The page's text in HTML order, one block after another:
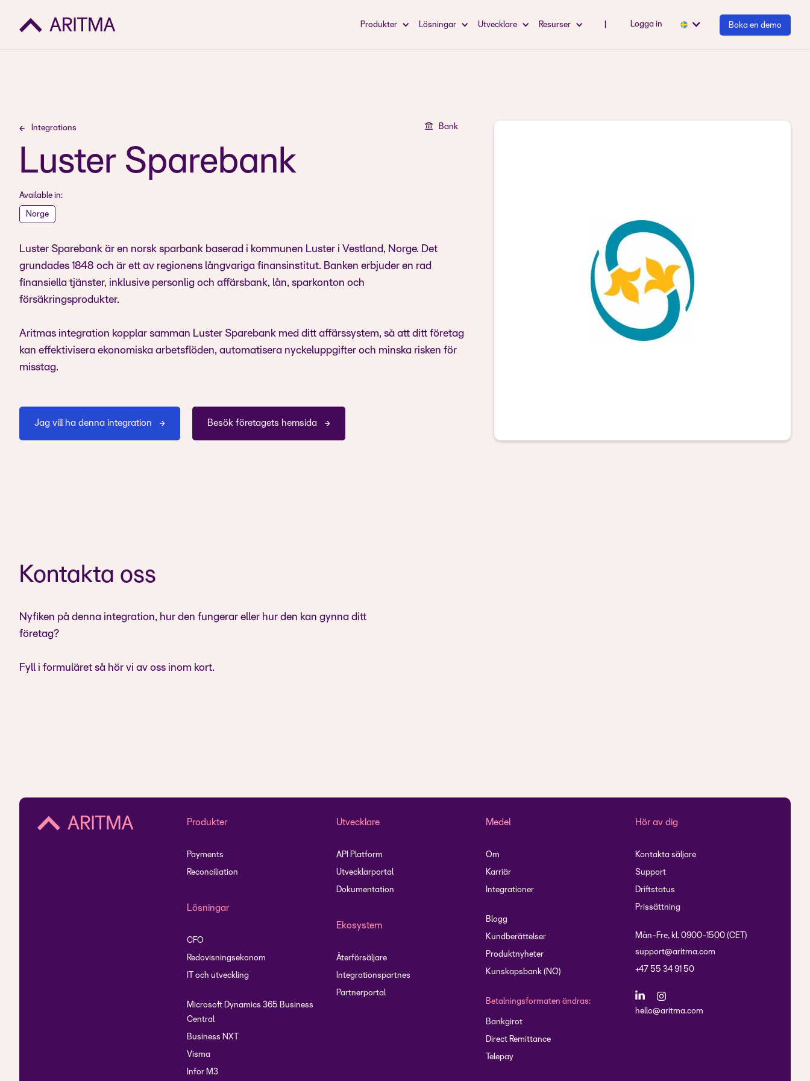
Produkter Lösningar Utvecklare Resurser Logga in Boka en demo
Integrations Bank
Luster Sparebank
Available in:
Norge
Luster Sparebank är en norsk sparbank baserad i kommunen Luster i Vestland, Norge. Det
grundades 1848 och är ett av regionens långvariga finansinstitut. Banken erbjuder en rad
finansiella tjänster, inklusive personlig och affärsbank, lån, sparkonton och
försäkringsprodukter.
Aritmas integration kopplar samman Luster Sparebank med ditt affärssystem, så att ditt företag
kan effektivisera ekonomiska arbetsflöden, automatisera nyckeluppgifter och minska risken för
misstag.
Jag vill ha denna integration Besök företagets hemsida
Kontakta oss
Nyfiken på denna integration, hur den fungerar eller hur den kan gynna ditt
företag?
Fyll i formuläret så hör vi av oss inom kort.
Produkter
Payments
Reconciliation
Lösningar
CFO
Redovisningsekonom
IT och utveckling
Microsoft Dynamics 365 Business
Central
Business NXT
Visma
Infor M3
Utvecklare
API Platform
Utvecklarportal
Dokumentation
Ekosystem
Återförsäljare
Integrationspartnes
Partnerportal
Medel
Om
Karriär
Integrationer
Blogg
Kundberättelser
Produktnyheter
Kunskapsbank (NO)
Betalningsformaten ändras:
Bankgirot
Direct Remittance
Telepay
Hör av dig
Kontakta säljare
Support
Driftstatus
Prissättning
Mån-Fre, kl. 0900-1500 (CET)
support@aritma.com
+47 55 34 91 50
hello@aritma.com